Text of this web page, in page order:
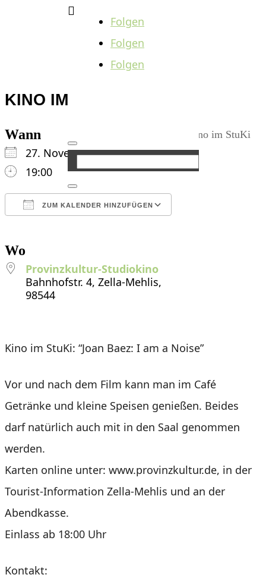

Folgen
Folgen
Folgen
KINO IM STUKI
Wann
27. November 2024
19:00
ZUM KALENDER HINZUFÜGEN
Wo
Provinzkultur-Studiokino
Bahnhofstr. 4, Zella-Mehlis,
98544
Kino im StuKi: “Joan Baez: I am a Noise”
Vor und nach dem Film kann man im Café
Getränke und kleine Speisen genießen. Beides
darf natürlich auch mit in den Saal genommen
werden.
Karten online unter: www.provinzkultur.de, in der
Tourist-Information Zella-Mehlis und an der
Abendkasse.
Einlass ab 18:00 Uhr
Kontakt: